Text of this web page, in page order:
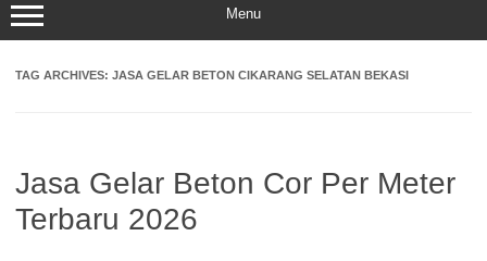
Menu
TAG ARCHIVES: JASA GELAR BETON CIKARANG SELATAN BEKASI
Jasa Gelar Beton Cor Per Meter
Terbaru 2026